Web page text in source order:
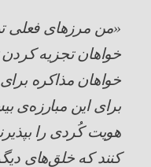
«من مرزهای فعلی
خواهان تجزیه
خواهان مذاکره
برای این مبارزه‌ی
هویت کُردی را
کنند که خلق‌های